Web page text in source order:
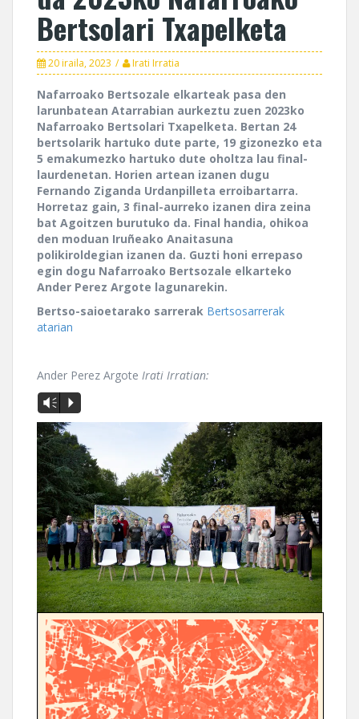
Bertsolari Txapelketa
20 iraila, 2023 Irati Irratia
Nafarroako Bertsozale elkarteak pasa den
larunbatean Atarrabian aurkeztu zuen 2023ko
Nafarroako Bertsolari Txapelketa. Bertan 24
bertsolarik hartuko dute parte, 19 gizonezko eta
5 emakumezko hartuko dute oholtza lau final-
laurdenetan. Horien artean izanen dugu
Fernando Ziganda Urdanpilleta erroibartarra.
Horretaz gain, 3 final-aurreko izanen dira zeina
bat Agoitzen burutuko da. Final handia, ohikoa
den moduan Iruñeako Anaitasuna
polikiroldegian izanen da. Guzti honi errepaso
egin dogu Nafarroako Bertsozale elkarteko
Ander Perez Argote lagunarekin.
Bertso-saioetarako sarrerak Bertsosarrerak
atarian
Ander Perez Argote Irati Irratian:
Vm P